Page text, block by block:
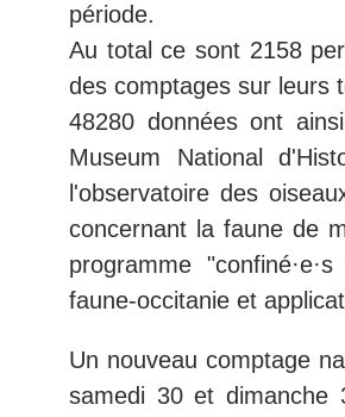
période.
Au total ce sont 2158
des comptages sur leurs
48280 données ont
Museum National
l'observatoire des
concernant la faune de
programme
faune-occitanie et
Un nouveau comptage
samedi 30 et dimanche